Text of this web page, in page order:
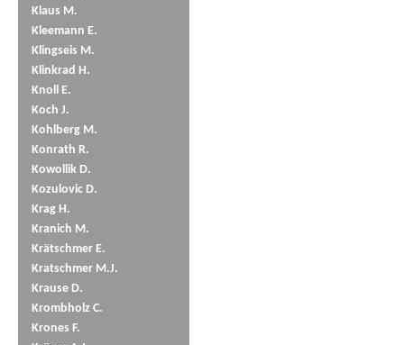
Klaus M.
Kleemann E.
Klingseis M.
Klinkrad H.
Knoll E.
Koch J.
Kohlberg M.
Konrath R.
Kowollik D.
Kozulovic D.
Krag H.
Kranich M.
Krätschmer E.
Kratschmer M.J.
Krause D.
Krombholz C.
Krones F.